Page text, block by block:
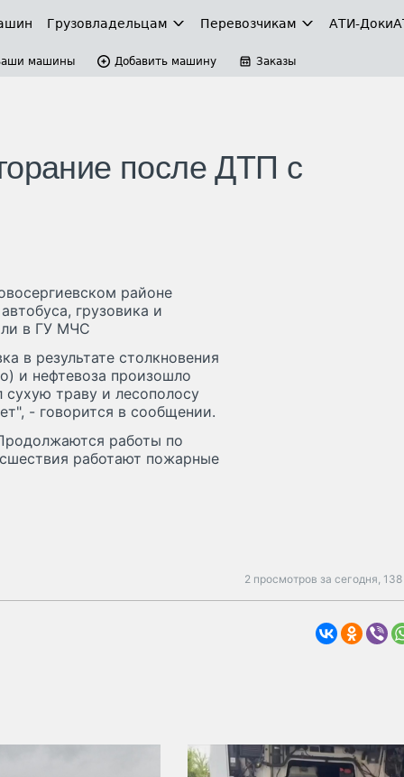
Грузовладельцам Перевозчикам АТИ-Доки
машины Добавить машину Заказы
после ДТП с
районе
грузовика и
в ГУ МЧС
в результате столкновения
и нефтевоза произошло
сухую траву и лесополосу
- говорится в сообщении.
работы по
работают пожарные
2 просмотров за сегодня,